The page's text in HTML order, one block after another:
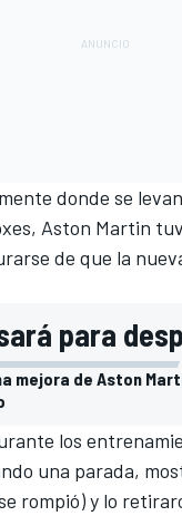
donde se
Aston Martin
de que la
para
mejora de Aston
los
una parada,
rompió) y lo